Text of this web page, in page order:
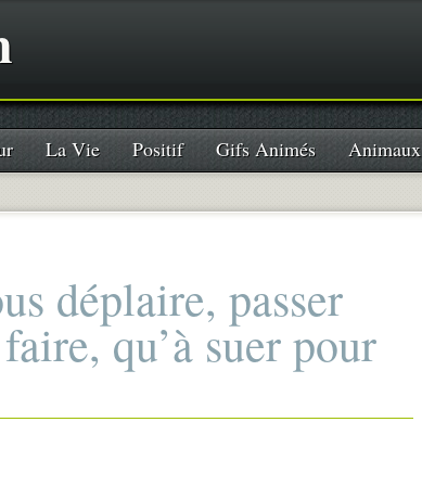
La Vie Positif Gifs Animés Animaux
déplaire, passer
qu’à suer pour